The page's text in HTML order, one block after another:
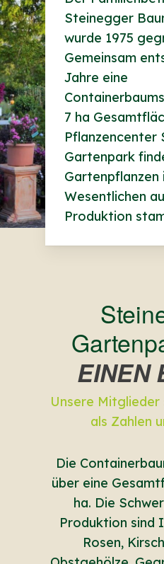
Steinegger
wurde 1975
Gemeinsam
Jahre eine
7 ha
Pflanzencenter
Gartenpark
Gartenpflanzen
Wesentlichen
Produktion
EINEN
Unsere Mitglieder
als Zahlen
Die
über eine
ha. Die
Produktion sind
Rosen,